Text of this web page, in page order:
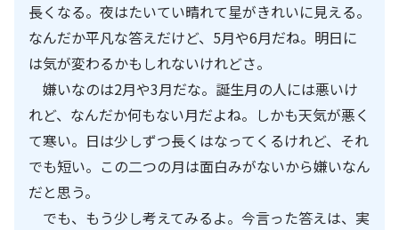
長くなる。夜はたいてい晴れて星がきれいに見える。
なんだか平凡な答えだけど、 5月や6月だね。明日に
は気が変わるかもしれないけれどさ。
嫌いなのは2月や3月だな。誕生月の人には悪いけ
れど、なんだか何もない月だよね。しかも天気が悪く
て寒い。日は少しずつ長くはなってくるけれど、それ
でも短い。この二つの月は面白みがないから嫌いなん
だと思う。
でも、もう少し考えてみるよ。今言った答えは、実